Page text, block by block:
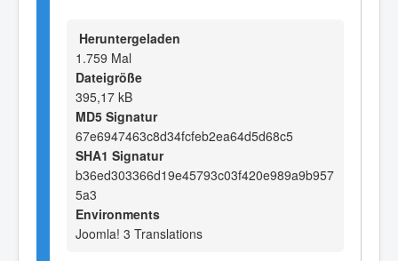
Heruntergeladen
1.759 Mal
Dateigröße
395,17 kB
MD5 Signatur
67e6947463c8d34fcfeb2ea64d5d68c5
SHA1 Signatur
b36ed303366d19e45793c03f420e989a9b957
5a3
Environments
Joomla! 3 Translations